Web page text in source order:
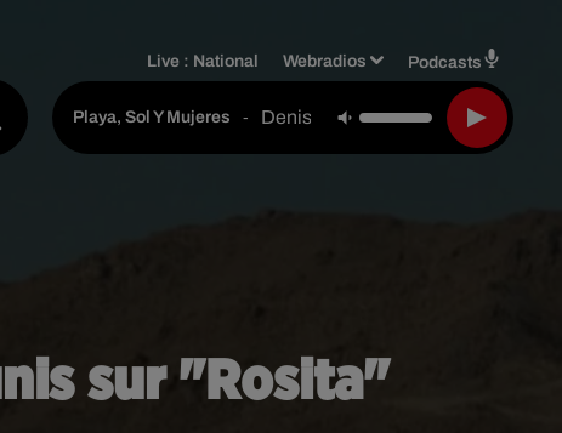
Live : National Webradios Podcasts
Playa, Sol Y Mujeres - Denis Mora
sur "Rosita"